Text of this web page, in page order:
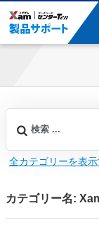
全カテゴリーを表
カテゴリー名: